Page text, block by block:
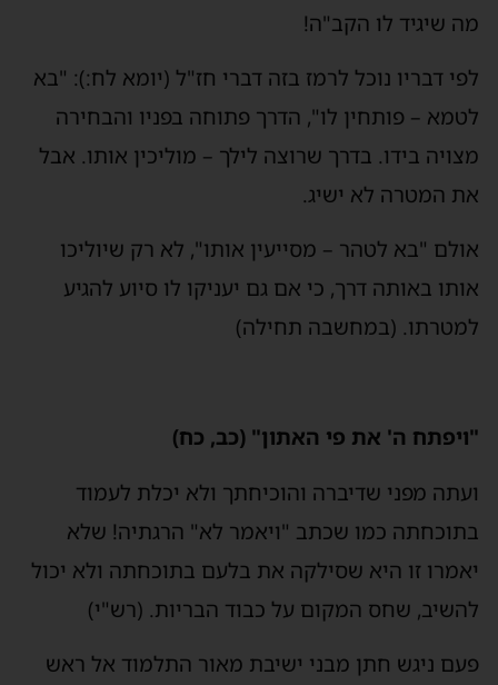
מה שיגיד לו הקב"ה!
לפי דבריו נוכל לרמז בזה דברי חז"ל (יומא לח:): "בא
לטמא – פותחין לו", הדרך פתוחה בפניו והבחירה
מצויה בידו. בדרך שרוצה לילך – מוליכין אותו. אבל
את המטרה לא ישיג.
אולם "בא לטהר – מסייעין אותו", לא רק שיוליכו
אותו באותה דרך, כי אם גם יעניקו לו סיוע להגיע
למטרתו. (במחשבה תחילה)
"ויפתח ה' את פי האתון" (כב, כח)
ועתה מפני שדיברה והוכיחתך ולא יכלת לעמוד
בתוכחתה כמו שכתב "ויאמר לא" הרגתיה! שלא
יאמרו זו היא שסילקה את בלעם בתוכחתה ולא יכול
להשיב, שחס המקום על כבוד הבריות. (רש"י)
פעם ניגש חתן מבני ישיבת מאור התלמוד אל ראש